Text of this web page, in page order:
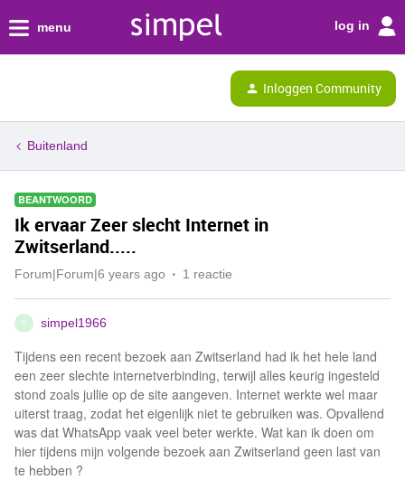
menu log in
Inloggen Community
Buitenland
BEANTWOORD
Ik ervaar Zeer slecht Internet in
Zwitserland.....
Forum|Forum|6 years ago 1 reactie
S simpel1966
Tijdens een recent bezoek aan Zwitserland had ik het hele land
een zeer slechte internetverbinding, terwijl alles keurig ingesteld
stond zoals jullie op de site aangeven. Internet werkte wel maar
uiterst traag, zodat het eigenlijk niet te gebruiken was. Opvallend
was dat WhatsApp vaak veel beter werkte. Wat kan ik doen om
hier tijdens mijn volgende bezoek aan Zwitserland geen last van
te hebben ?